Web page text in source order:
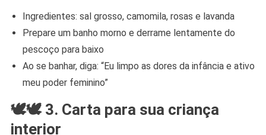
Ingredientes: sal grosso, camomila, rosas e lavanda
Prepare um banho morno e derrame lentamente do
pescoço para baixo
Ao se banhar, diga: “Eu limpo as dores da infância e ativo
meu poder feminino”
🕊️🕊️ 3. Carta para sua criança
interior